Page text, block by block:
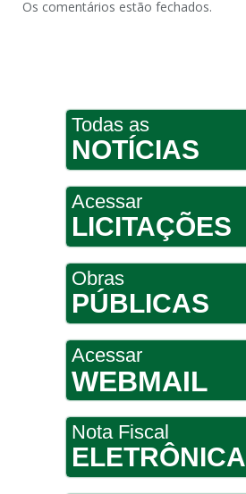
Os comentários estão fechados.
Todas as
NOTÍCIAS
Acessar
LICITAÇÕES
Obras
PÚBLICAS
Acessar
WEBMAIL
Nota Fiscal
ELETRÔNICA